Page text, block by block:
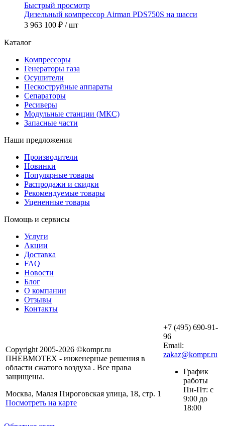
Быстрый просмотр
Дизельный компрессор Airman PDS750S на шасси
3 963 100 ₽ / шт
Каталог
Компрессоры
Генераторы газа
Осушители
Пескоструйные аппараты
Сепараторы
Ресиверы
Модульные станции (МКС)
Запасные части
Наши предложения
Производители
Новинки
Популярные товары
Распродажи и скидки
Рекомендуемые товары
Уцененные товары
Помощь и сервисы
Услуги
Акции
Доставка
FAQ
Новости
Блог
О компании
Отзывы
Контакты
Copyright 2005-2026 ©kompr.ru
ПНЕВМОТЕХ - инженерные решения в
области сжатого воздуха . Все права
защищены.
Москва, Малая Пироговская улица, 18, стр. 1
Посмотреть на карте
+7 (495) 690-91-
96
Email:
zakaz@kompr.ru
График
работы
Пн-Пт: с
9:00 до
18:00